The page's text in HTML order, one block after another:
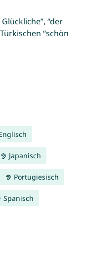
“der
“schön
Japanisch
Portugiesisch
Spanisch